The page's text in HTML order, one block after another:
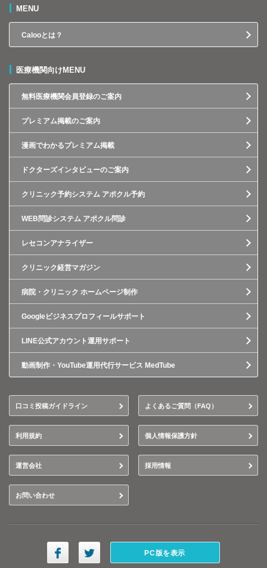
MENU
Calooとは？
医療機関向けMENU
無料医療機関会員登録のご案内
プレミアム掲載のご案内
漫画でわかるプレミアム掲載
ドクターズインタビューのご案内
クリニック予約システム アポクル予約
WEB問診システム アポクル問診
レセコンアナライザー
クリニック経営マガジン
病院・クリニック ホームページ制作
Googleビジネスプロフィールサポート
LINE公式アカウント運用サポート
動画制作・YouTube運用代行サービス MedTube
口コミ投稿ガイドライン よくあるご質問（FAQ）
利用規約 個人情報保護方針
運営会社 採用情報
お問い合わせ
PC版を表示